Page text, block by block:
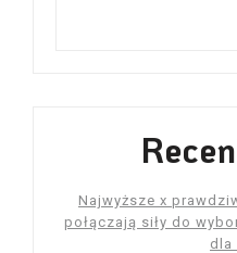
Najwyższe x
połączają siły do
dla